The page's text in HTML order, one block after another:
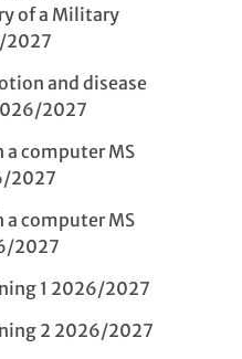
of a Military
2027
and disease
2027
a computer MS
2027
a computer MS
2027
1 2026/2027
2 2026/2027